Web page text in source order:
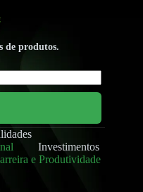
de produtos.
Investimentos
e Produtividade